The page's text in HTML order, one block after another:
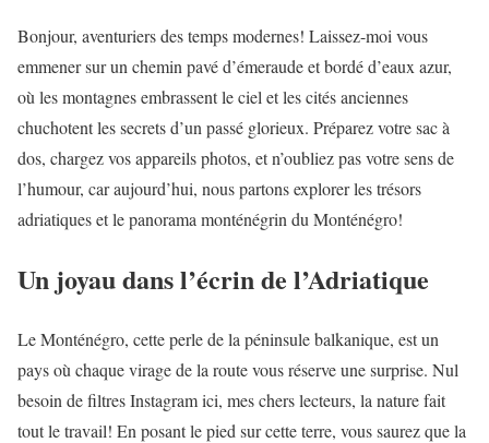
Bonjour, aventuriers des temps modernes! Laissez-moi vous
emmener sur un chemin pavé d’émeraude et bordé d’eaux azur,
où les montagnes embrassent le ciel et les cités anciennes
chuchotent les secrets d’un passé glorieux. Préparez votre sac à
dos, chargez vos appareils photos, et n’oubliez pas votre sens de
l’humour, car aujourd’hui, nous partons explorer les trésors
adriatiques et le panorama monténégrin du Monténégro!
Un joyau dans l’écrin de l’Adriatique
Le Monténégro, cette perle de la péninsule balkanique, est un
pays où chaque virage de la route vous réserve une surprise. Nul
besoin de filtres Instagram ici, mes chers lecteurs, la nature fait
tout le travail! En posant le pied sur cette terre, vous saurez que la